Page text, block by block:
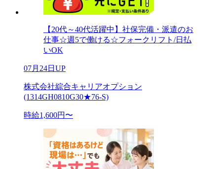
【20代～40代活躍中】社保完備・派遣のお
仕事☆週5で働ける☆フォークリフト/日払
いOK
07月24日UP
株式会社綜合キャリアオプション
(1314GH0810G30★76-S)
時給1,600円〜